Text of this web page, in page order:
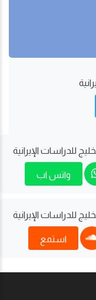
للدراسات اﻹيرانية
واتس اب
للدراسات اﻹيرانية
استمع